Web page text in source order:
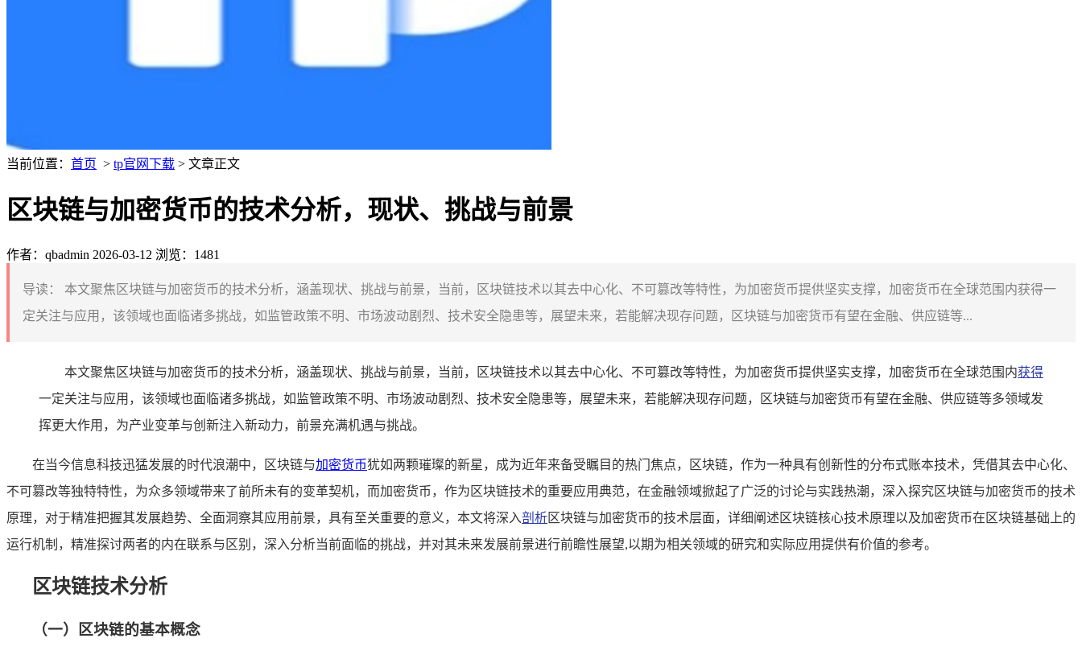
当前位置： 首页 > tp官网下载 > 文章正文
区块链与加密货币的技术分析，现状、挑战与前景
作者：qbadmin 2026-03-12 浏览：1481
导读：
本文聚焦区块链与加密货币的技术分析，涵盖现状、挑战与前景，当前，区块链技术以其去中心化、不可篡改等特性，为加密货币提供坚实支撑，加密货币在全球范围内获得一
定关注与应用，该领域也面临诸多挑战，如监管政策不明、市场波动剧烈、技术安全隐患等，展望未来，若能解决现存问题，区块链与加密货币有望在金融、供应链等...
本文聚焦区块链与加密货币的技术分析，涵盖现状、挑战与前景，当前，区块链技术以其去中心化、不可篡改等特性，为加密货币提供坚实支撑，加密货币在全球范围内获得
一定关注与应用，该领域也面临诸多挑战，如监管政策不明、市场波动剧烈、技术安全隐患等，展望未来，若能解决现存问题，区块链与加密货币有望在金融、供应链等多领域发
挥更大作用，为产业变革与创新注入新动力，前景充满机遇与挑战。
在当今信息科技迅猛发展的时代浪潮中，区块链与加密货币犹如两颗璀璨的新星，成为近年来备受瞩目的热门焦点，区块链，作为一种具有创新性的分布式账本技术，凭借其去中心化、
不可篡改等独特特性，为众多领域带来了前所未有的变革契机，而加密货币，作为区块链技术的重要应用典范，在金融领域掀起了广泛的讨论与实践热潮，深入探究区块链与加密货币的技术
原理，对于精准把握其发展趋势、全面洞察其应用前景，具有至关重要的意义，本文将深入剖析区块链与加密货币的技术层面，详细阐述区块链核心技术原理以及加密货币在区块链基础上的
运行机制，精准探讨两者的内在联系与区别，深入分析当前面临的挑战，并对其未来发展前景进行前瞻性展望,以期为相关领域的研究和实际应用提供有价值的参考。
区块链技术分析
（一）区块链的基本概念